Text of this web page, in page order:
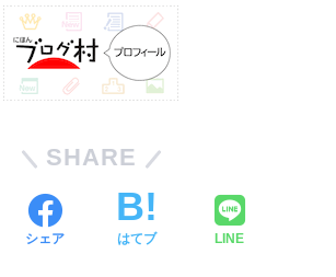
SHARE
シェア はてブ LINE